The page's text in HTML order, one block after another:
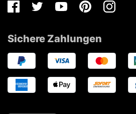
FacebookTwitterYoutubePinterestInstagram
Sichere Zahlungen